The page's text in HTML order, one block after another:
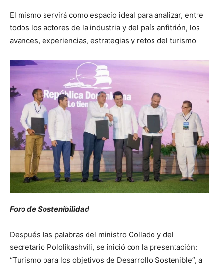
El mismo servirá como espacio ideal para analizar, entre
todos los actores de la industria y del país anfitrión, los
avances, experiencias, estrategias y retos del turismo.
Foro de Sostenibilidad
Después las palabras del ministro Collado y del
secretario Pololikashvili, se inició con la presentación:
‘’Turismo para los objetivos de Desarrollo Sostenible”, a